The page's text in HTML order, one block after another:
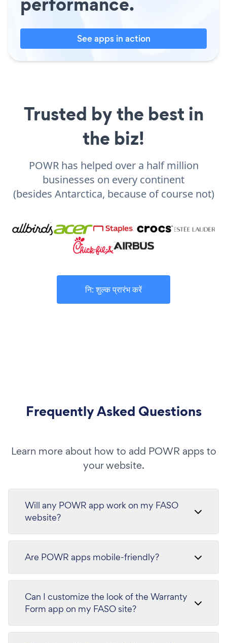
See apps in action
Trusted by the best in
the biz!
POWR has helped over a half million
businesses on every continent
(besides Antarctica, because of course not)
नि: शुल्क प्रारंभ करें
Frequently Asked Questions
Learn more about how to add POWR apps to
your website.
Will any POWR app work on my FASO
website?
Are POWR apps mobile-friendly?
Can I customize the look of the Warranty
Form app on my FASO site?